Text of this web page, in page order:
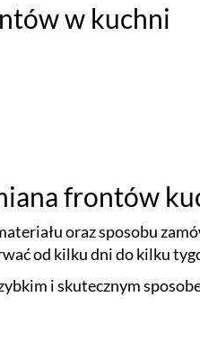
w kuchni
frontów
oraz sposobu
od kilku dni do kilku
i skutecznym